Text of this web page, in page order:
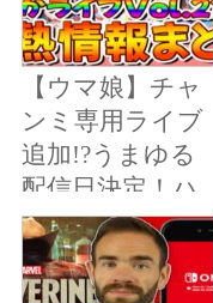
【ウマ娘】チャ
ンミ専用ライブ
追加!?うまゆる
配信日決定！ハ
ロウィン衣装が
可愛すぎる!!ぱ
かライブTV